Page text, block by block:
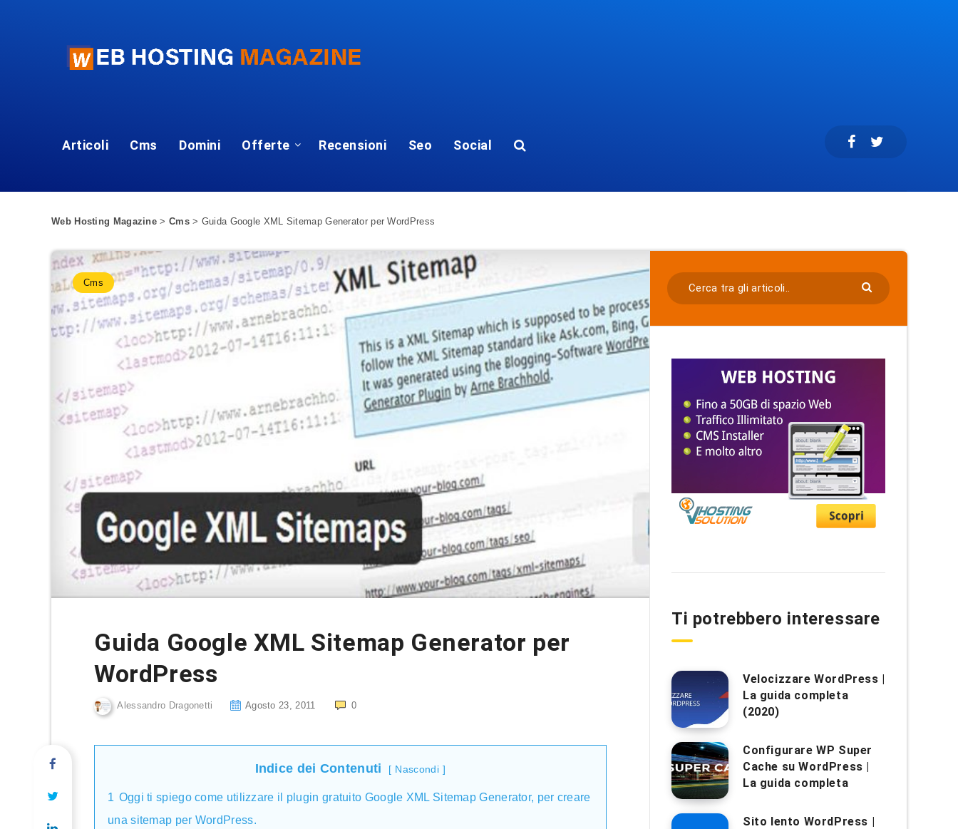
Articoli Cms Domini Offerte Recensioni Seo Social
Web Hosting Magazine > Cms> Guida Google XML Sitemap Generator per WordPress
Cms
Guida Google XML Sitemap Generator per
WordPress
Alessandro Dragonetti Agosto 23, 2011 0
Indice dei Contenuti Nascondi
1 Oggi ti spiego come utilizzare il plugin gratuito Google XML Sitemap Generator, per creare
una sitemap per WordPress.
Ti potrebbero interessare
Velocizzare WordPress |
La guida completa
(2020)
Configurare WP Super
Cache su WordPress |
La guida completa
Sito lento WordPress |